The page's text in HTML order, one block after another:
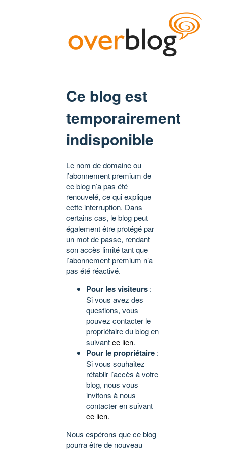
Ce blog est
temporairement
indisponible
Le nom de domaine ou
l’abonnement premium de
ce blog n’a pas été
renouvelé, ce qui explique
cette interruption. Dans
certains cas, le blog peut
également être protégé par
un mot de passe, rendant
son accès limité tant que
l’abonnement premium n’a
pas été réactivé.
Pour les visiteurs :
Si vous avez des
questions, vous
pouvez contacter le
propriétaire du blog en
suivantce lien.
Pour le propriétaire :
Si vous souhaitez
rétablir l’accès à votre
blog, nous vous
invitons à nous
contacter en suivant
ce lien.
Nous espérons que ce blog
pourra être de nouveau